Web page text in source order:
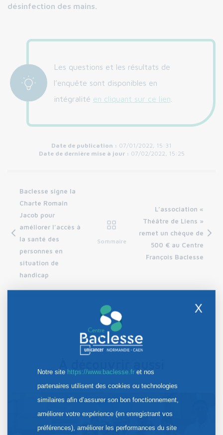
désinfection des mains.
Les questions et les résultats de
l’enquête sont disponibles en
intégralité en cliquant sur ce lien
Date de publication : 07/01/2022, 15:31
Date de dernière mise à jour : 07/02/2022, 15:25
Baclesse signe la
Charte Romain
Jacob pour
améliorer l’accès à
la santé des
personnes en
situation de
handicap
Sommaire
L’association «
Théâtre de Liens »
remet un chèque de
500 € au Centre
François Baclesse
X
Notre site https://www.baclesse.fret nos
partenaires utilisent des cookies ou technologies
similaires afin d’assurer son bon fonctionnement,
améliorer votre expérience (en enregistrant vos
préférences), améliorer les performances du site